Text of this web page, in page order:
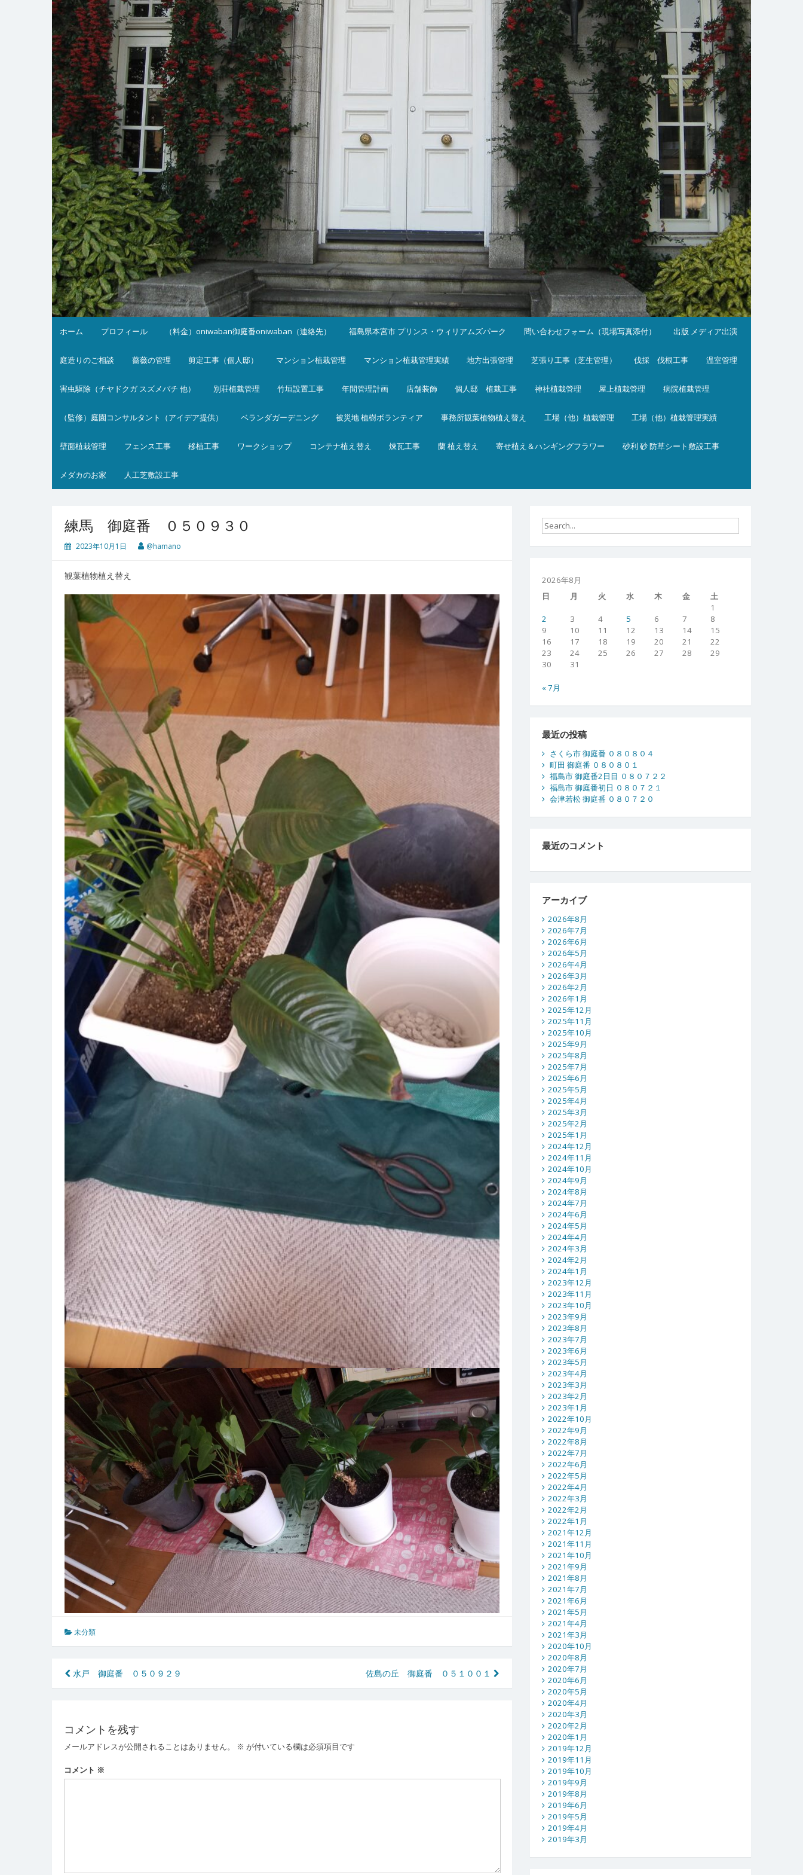
ホーム プロフィール （料金）oniwaban御庭番oniwaban（連絡先） 福島県本宮市 プリンス・ウィリアムズパーク 問い合わせフォーム（現場写真添付） 出版 メディア出演
庭造りのご相談 薔薇の管理 剪定工事（個人邸） マンション植栽管理 マンション植栽管理実績 地方出張管理 芝張り工事（芝生管理） 伐採 伐根工事 温室管理
害虫駆除（チヤドクガ スズメバチ 他） 別荘植栽管理 竹垣設置工事 年間管理計画 店舗装飾 個人邸 植栽工事 神社植栽管理 屋上植栽管理 病院植栽管理
（監修）庭園コンサルタント（アイデア提供） ベランダガーデニング 被災地 植樹ボランティア 事務所観葉植物植え替え 工場（他）植栽管理 工場（他）植栽管理実績
壁面植栽管理 フェンス工事 移植工事 ワークショップ コンテナ植え替え 煉瓦工事 蘭 植え替え 寄せ植え＆ハンギングフラワー 砂利 砂 防草シート敷設工事
メダカのお家 人工芝敷設工事
練馬 御庭番 ０５０９３０
2023年10月1日 @hamano
観葉植物植え替え
未分類
投
稿
ビ
ゲ
ー
水戸 御庭番 ０５０９２９ 佐島の丘 御庭番 ０５１００１
コメントを残す
メールアドレスが公開されることはありません。 ※ が付いている欄は必須項目です
コメント ※
2026年8月
日
月 火 水 木 金
土
1
2
3 4 5 6 7
8
9
10 11 12 13 14
15
16
17 18 19 20 21
22
23
24 25 26 27 28
29
30
31
« 7月
最近の投稿
さくら市 御庭番 ０８０８０４
町田 御庭番 ０８０８０１
福島市 御庭番2日目 ０８０７２２
福島市 御庭番初日 ０８０７２１
会津若松 御庭番 ０８０７２０
最近のコメント
アーカイブ
2026年8月
2026年7月
2026年6月
2026年5月
2026年4月
2026年3月
2026年2月
2026年1月
2025年12月
2025年11月
2025年10月
2025年9月
2025年8月
2025年7月
2025年6月
2025年5月
2025年4月
2025年3月
2025年2月
2025年1月
2024年12月
2024年11月
2024年10月
2024年9月
2024年8月
2024年7月
2024年6月
2024年5月
2024年4月
2024年3月
2024年2月
2024年1月
2023年12月
2023年11月
2023年10月
2023年9月
2023年8月
2023年7月
2023年6月
2023年5月
2023年4月
2023年3月
2023年2月
2023年1月
2022年10月
2022年9月
2022年8月
2022年7月
2022年6月
2022年5月
2022年4月
2022年3月
2022年2月
2022年1月
2021年12月
2021年11月
2021年10月
2021年9月
2021年8月
2021年7月
2021年6月
2021年5月
2021年4月
2021年3月
2020年10月
2020年8月
2020年7月
2020年6月
2020年5月
2020年4月
2020年3月
2020年2月
2020年1月
2019年12月
2019年11月
2019年10月
2019年9月
2019年8月
2019年6月
2019年5月
2019年4月
2019年3月